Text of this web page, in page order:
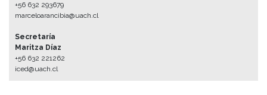
+56 632 293679
marceloarancibia@uach.cl
Secretaría
Maritza Díaz
+56 632 221262
iced@uach.cl